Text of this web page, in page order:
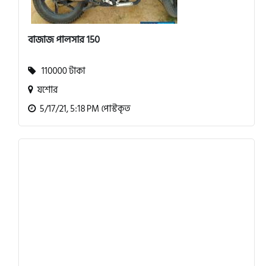
বাজাজ পালসার 150
110000 টাকা
যশোর
5/17/21, 5:18 PM পোস্টকৃত